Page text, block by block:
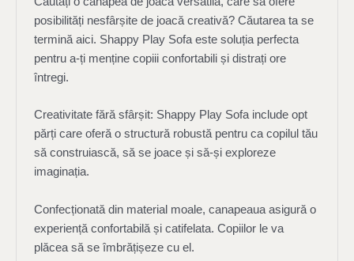
posibilități nesfârșite de joacă creativă? Căutarea ta se
termină aici. Shappy Play Sofa este soluția perfecta
pentru a-ți menține copiii confortabili și distrați ore
întregi.
Creativitate fără sfârșit: Shappy Play Sofa include opt
părți care oferă o structură robustă pentru ca copilul tău
să construiască, să se joace și să-și exploreze
imaginația.
Confecționată din material moale, canapeaua asigură o
experiență confortabilă și catifelata. Copiilor le va
plăcea să se îmbrățișeze cu el.